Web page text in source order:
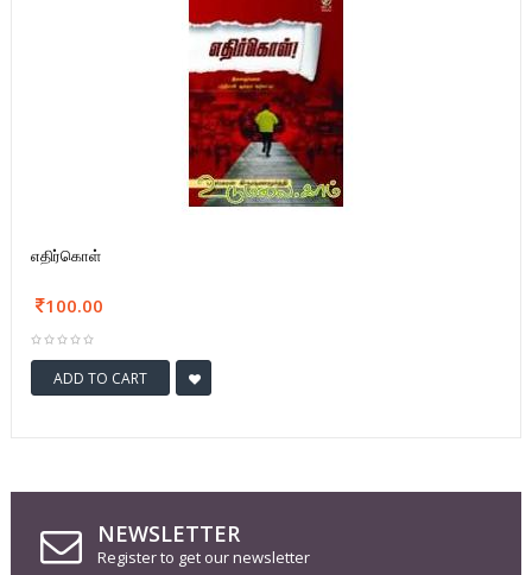
எதிர்கொள்
100.00
ADD TO CART
NEWSLETTER
Register to get our newsletter